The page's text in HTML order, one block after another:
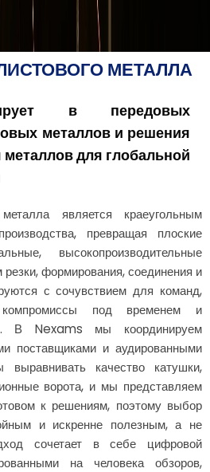
МЕТАЛЛА
в передовых
металлов и решения
металлов для глобальной
является краеугольным
превращая плоские
высокопроизводительные
формирования, соединения и
с сочувствием для команд,
под временем и
В Nexams мы координируем
поставщиками и аудированными
выравнивать качество катушки,
ворота, и мы представляем
к решениям, поэтому выбор
и искренне полезным, а не
сочетает в себе цифровой
на человека обзоров,